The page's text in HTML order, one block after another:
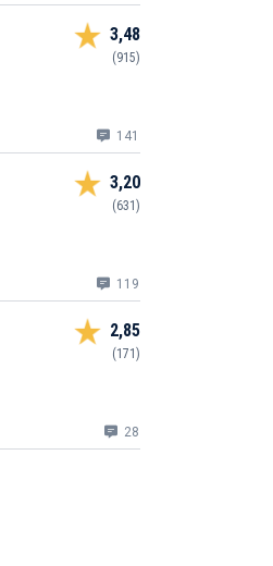
3,48
(915)
141
3,20
(631)
119
2,85
(171)
28